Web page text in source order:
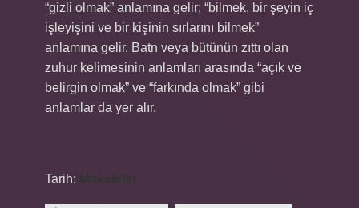
“gizli olmak” anlamına gelir; “bilmek, bir şeyin iç
işleyişini ve bir kişinin sırlarını bilmek”
anlamına gelir. Batn veya bütünün zıttı olan
zuhur kelimesinin anlamları arasında “açık ve
belirgin olmak” ve “farkında olmak” gibi
anlamlar da yer alır.
Tarih: